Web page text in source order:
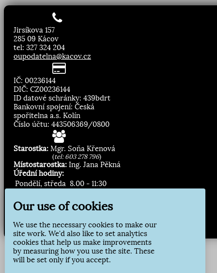
Jirsíkova 157
285 09 Kácov
tel: 327 324 204
oupodatelna@kacov.cz
IČ: 00236144
DIČ: CZ00236144
ID datové schránky: 439bdrt
Bankovní spojení: Česká
spořitelna a.s. Kolín
Číslo účtu: 443506369/0800
Starostka: Mgr. Soňa Křenová
(tel: 603 278 796)
Místostarostka: Ing. Jana Pěkná
Úřední hodiny:
Pondělí, středa 8.00 - 11:30
Zasílání novinek:
Přihlásit odběr
Our use of cookies
We use the necessary cookies to make our
site work. We'd also like to set analytics
cookies that help us make improvements
by measuring how you use the site. These
will be set only if you accept.